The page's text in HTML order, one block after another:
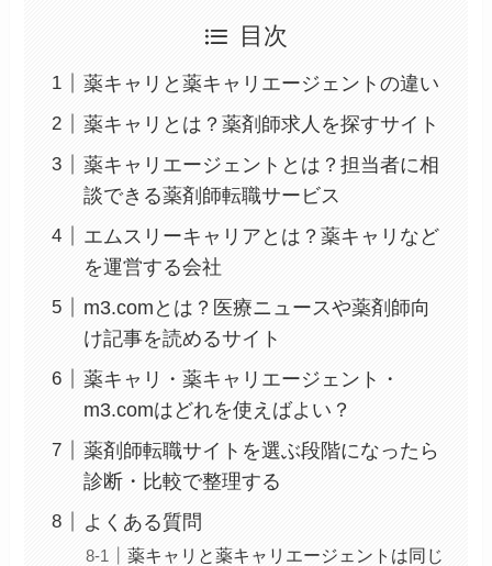
目次
薬キャリと薬キャリエージェントの違い
薬キャリとは？薬剤師求人を探すサイト
薬キャリエージェントとは？担当者に相
談できる薬剤師転職サービス
エムスリーキャリアとは？薬キャリなど
を運営する会社
m3.comとは？医療ニュースや薬剤師向
け記事を読めるサイト
薬キャリ・薬キャリエージェント・
m3.comはどれを使えばよい？
薬剤師転職サイトを選ぶ段階になったら
診断・比較で整理する
よくある質問
薬キャリと薬キャリエージェントは同じ